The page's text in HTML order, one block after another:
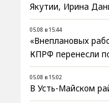
Якутии, Ирина
05.08 в 15:44
«Внеплановых
КПРФ перенесли
05.08 в 15:02
В Усть-Майском